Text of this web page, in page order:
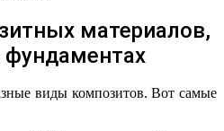
материалов,
виды композитов. Вот самые